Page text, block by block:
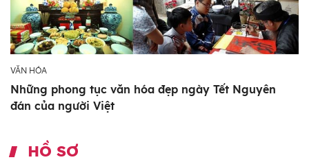
VĂN HÓA
Những phong tục văn hóa đẹp ngày Tết Nguyên
đán của người Việt
HỒ SƠ